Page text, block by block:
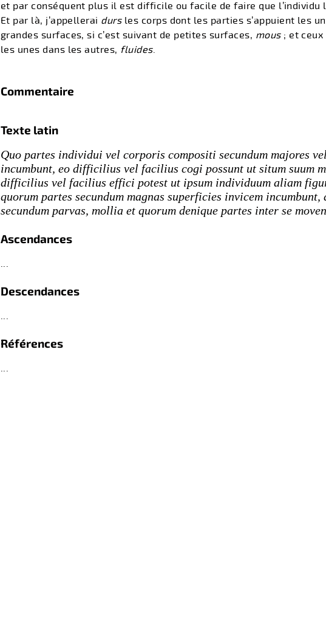
et par conséquent plus il est difficile ou facile de faire que l’individu
Et par là, j’appellerai dursles corps dont les parties s’appuient les
grandes surfaces, si c’est suivant de petites surfaces, mous; et ceux
les unes dans les autres, fluides.
Commentaire
Texte latin
Quo partes individui vel corporis compositi secundum majores
incumbunt, eo difficilius vel facilius cogi possunt ut situm suum
difficilius vel facilius effici potest ut ipsum individuum aliam
quorum partes secundum magnas superficies invicem
secundum parvas, mollia et quorum denique partes inter se
Ascendances
Descendances
Références